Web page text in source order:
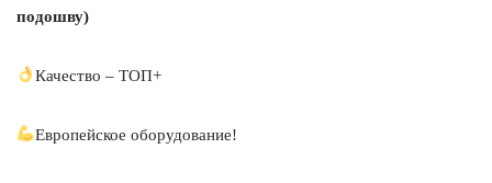
подошву)
Качество – ТОП+
Европейское оборудование!